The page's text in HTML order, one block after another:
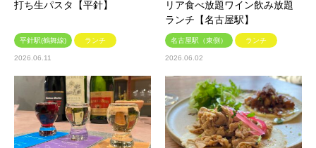
打ち生パスタ【平針】
平針駅(鶴舞線) ランチ
2026.06.11
リア食べ放題ワイン飲み放題
ランチ【名古屋駅】
名古屋駅（東側） ランチ
2026.06.02